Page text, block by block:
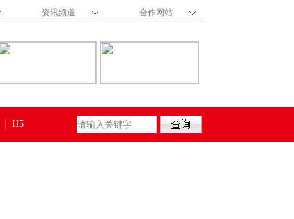
资讯频道 合作网站
H5